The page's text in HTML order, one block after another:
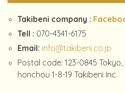
Takibeni company :
Tell : 070-4341-6175
Email: info@takibeni.co.jp
Postal code: 123-0845
honchou 1-8-19 Takibeni Inc.